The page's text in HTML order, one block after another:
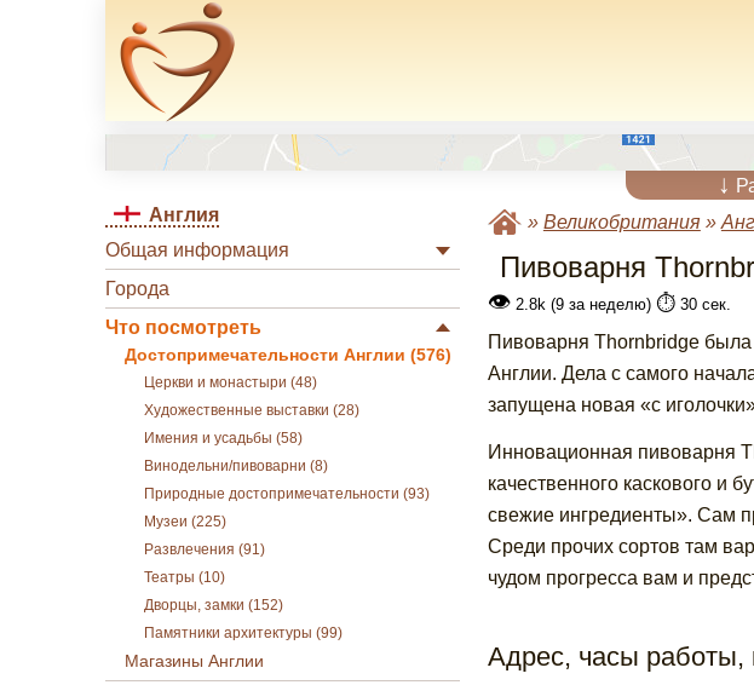
↓
Англия
Общая информация
Города
Что посмотреть
Достопримечательности Англии (576)
Церкви и монастыри (48)
Художественные выставки (28)
Имения и усадьбы (58)
Винодельни/пивоварни (8)
Природные достопримечательности (93)
Музеи (225)
Развлечения (91)
Театры (10)
Дворцы, замки (152)
Памятники архитектуры (99)
Магазины Англии
» Великобритания»
Пивоварня
👁2.8k (9 за неделю) ⏱️30 сек.
Пивоварня Thornbridge
Англии. Дела с самого
запущена новая «с
Инновационная пивоварня
качественного каскового и
свежие ингредиенты». Сам
Среди прочих сортов там
чудом прогресса вам и
Адрес, часы работы,